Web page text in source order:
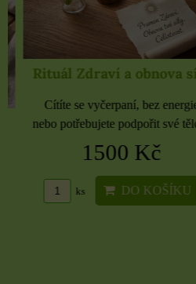
Rituál Zdraví a obnova síly
Cítíte se vyčerpaní, bez energie
nebo potřebujete podpořit své tělo...
1500 Kč
ks DO KOŠÍKU